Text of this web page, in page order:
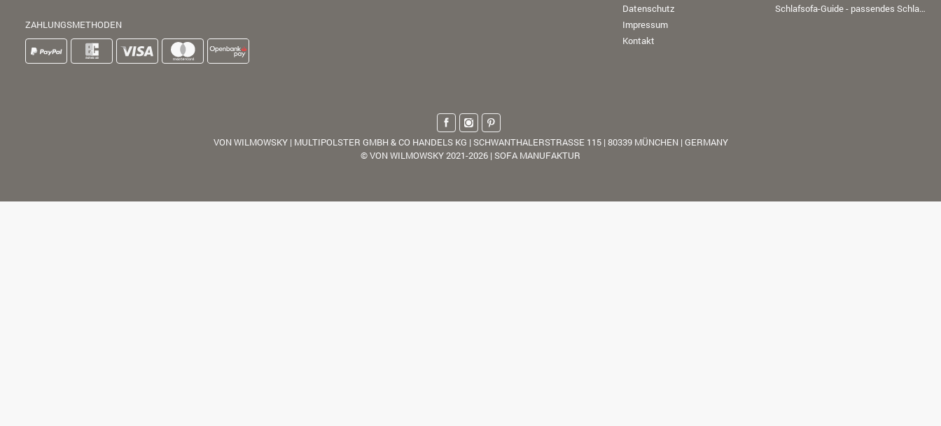
ZAHLUNGSMETHODEN
Datenschutz
Impressum
Kontakt
Schlafsofa-Guide - passendes Schlafsofa finden
VON WILMOWSKY | MULTIPOLSTER GMBH & CO HANDELS KG | SCHWANTHALERSTRASSE 115 | 80339 MÜNCHEN | GERMANY
© VON WILMOWSKY 2021-2026 | SOFA MANUFAKTUR